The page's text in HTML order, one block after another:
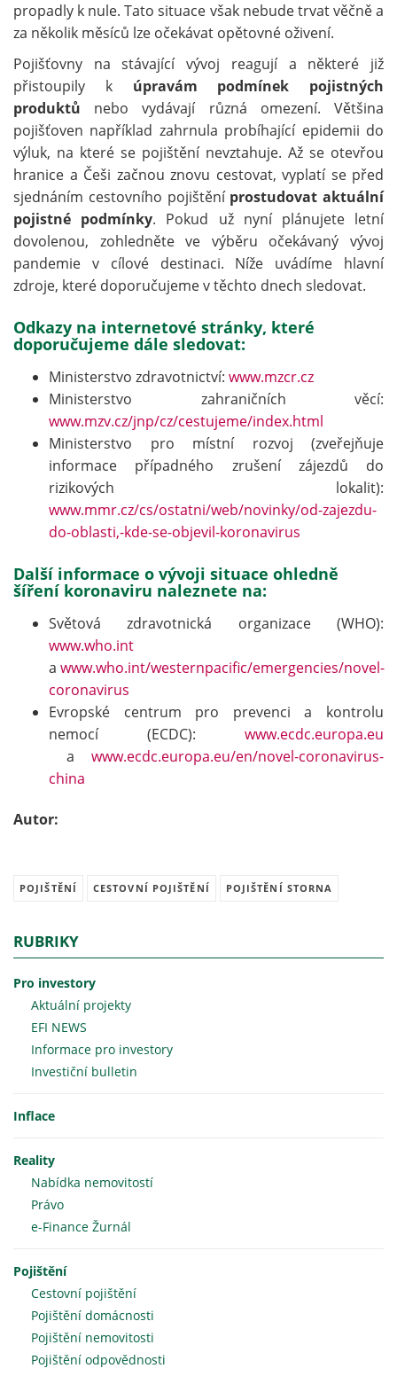
propadly k nule. Tato situace však nebude trvat věčně a
za několik měsíců lze očekávat opětovné oživení.
Pojišťovny na stávající vývoj reagují a některé již
přistoupily k úpravám podmínek pojistných
produktů nebo vydávají různá omezení. Většina
pojišťoven například zahrnula probíhající epidemii do
výluk, na které se pojištění nevztahuje. Až se otevřou
hranice a Češi začnou znovu cestovat, vyplatí se před
sjednáním cestovního pojištění prostudovat aktuální
pojistné podmínky. Pokud už nyní plánujete letní
dovolenou, zohledněte ve výběru očekávaný vývoj
pandemie v cílové destinaci. Níže uvádíme hlavní
zdroje, které doporučujeme v těchto dnech sledovat.
Odkazy na internetové stránky, které
doporučujeme dále sledovat:
Ministerstvo zdravotnictví: www.mzcr.cz
Ministerstvo zahraničních věcí:
www.mzv.cz/jnp/cz/cestujeme/index.html
Ministerstvo pro místní rozvoj (zveřejňuje
informace případného zrušení zájezdů do
rizikových lokalit):
www.mmr.cz/cs/ostatni/web/novinky/od-zajezdu-
do-oblasti,-kde-se-objevil-koronavirus
Další informace o vývoji situace ohledně
šíření koronaviru naleznete na:
Světová zdravotnická organizace (WHO):
www.who.int
a www.who.int/westernpacific/emergencies/novel-
coronavirus
Evropské centrum pro prevenci a kontrolu
nemocí (ECDC): www.ecdc.europa.eu
a www.ecdc.europa.eu/en/novel-coronavirus-
china
Autor:
POJIŠTĚNÍ CESTOVNÍ POJIŠTĚNÍ POJIŠTĚNÍ STORNA
RUBRIKY
Pro investory
Aktuální projekty
EFI NEWS
Informace pro investory
Investiční bulletin
Inflace
Reality
Nabídka nemovitostí
Právo
e-Finance Žurnál
Pojištění
Cestovní pojištění
Pojištění domácnosti
Pojištění nemovitosti
Pojištění odpovědnosti